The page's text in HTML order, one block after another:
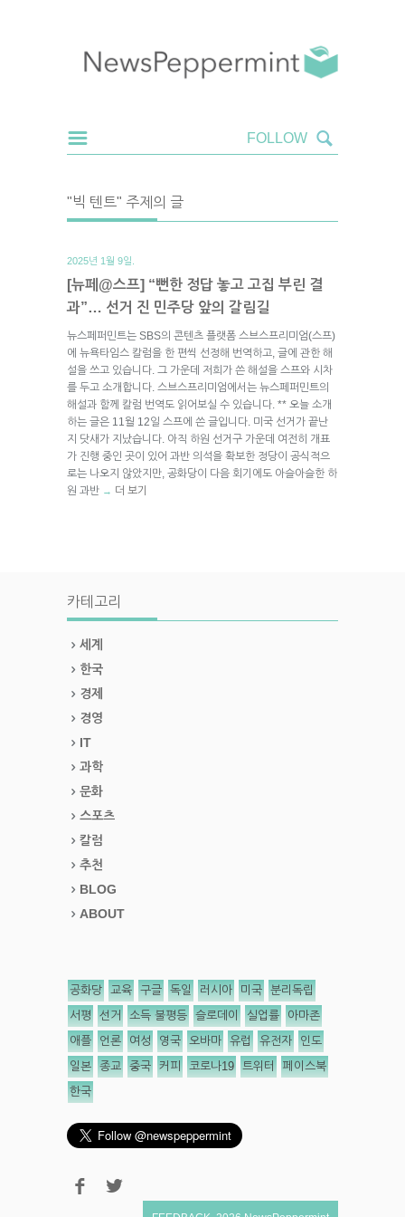
"빅 텐트" 주제의 글
2025년 1월 9일.
[뉴페@스프] “뻔한 정답 놓고 고집 부린 결
과”… 선거 진 민주당 앞의 갈림길
뉴스페퍼민트는 SBS의 콘텐츠 플랫폼 스브스프리미엄(스프)
에 뉴욕타임스 칼럼을 한 편씩 선정해 번역하고, 글에 관한 해
설을 쓰고 있습니다. 그 가운데 저희가 쓴 해설을 스프와 시차
를 두고 소개합니다. 스브스프리미엄에서는 뉴스페퍼민트의
해설과 함께 칼럼 번역도 읽어보실 수 있습니다. ** 오늘 소개
하는 글은 11월 12일 스프에 쓴 글입니다. 미국 선거가 끝난
지 닷새가 지났습니다. 아직 하원 선거구 가운데 여전히 개표
가 진행 중인 곳이 있어 과반 의석을 확보한 정당이 공식적으
로는 나오지 않았지만, 공화당이 다음 회기에도 아슬아슬한 하
원 과반 → 더 보기
카테고리
세계
한국
경제
경영
IT
과학
문화
스포츠
칼럼
추천
BLOG
ABOUT
공화당 교육 구글 독일 러시아 미국 분리독립
서평 선거 소득 불평등 슬로데이 실업률 아마존
애플 언론 여성 영국 오바마 유럽 유전자 인도
일본 종교 중국 커피 코로나19 트위터 페이스북
한국